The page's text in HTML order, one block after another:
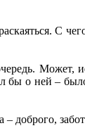
С
Может,
бы о ней –
доброго,